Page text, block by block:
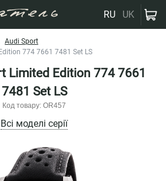
RU UK
Audi Sport
774 7661 7481 Set LS
Limited Edition 774 7661
7481 Set LS
Код товару: OR457
Всі моделі серії